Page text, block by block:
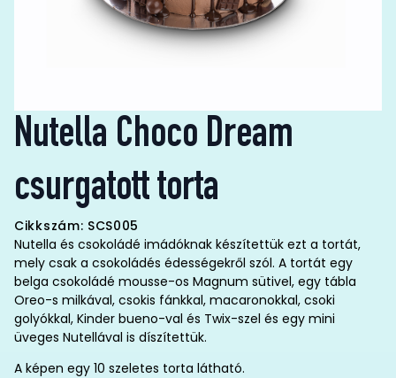
Nutella Choco Dream
csurgatott torta
Cikkszám: SCS005
Nutella és csokoládé imádóknak készítettük ezt a tortát,
mely csak a csokoládés édességekről szól. A tortát egy
belga csokoládé mousse-os Magnum sütivel, egy tábla
Oreo-s milkával, csokis fánkkal, macaronokkal, csoki
golyókkal, Kinder bueno-val és Twix-szel és egy mini
üveges Nutellával is díszítettük.
A képen egy 10 szeletes torta látható.